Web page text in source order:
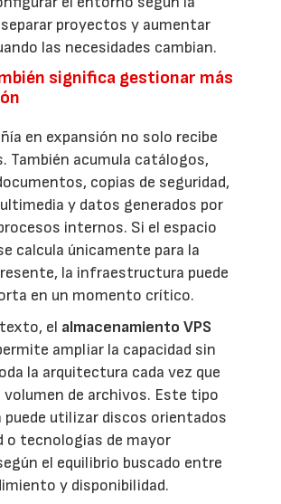
proyectos y aumentar
las necesidades cambian.
significa gestionar más
en expansión no solo recibe
También acumula catálogos,
copias de seguridad,
y datos generados por
internos. Si el espacio
calcula únicamente para la
la infraestructura puede
en un momento crítico.
el almacenamiento VPS
ampliar la capacidad sin
la arquitectura cada vez que
volumen de archivos. Este tipo
puede utilizar discos orientados
o tecnologías de mayor
el equilibrio buscado entre
y disponibilidad.